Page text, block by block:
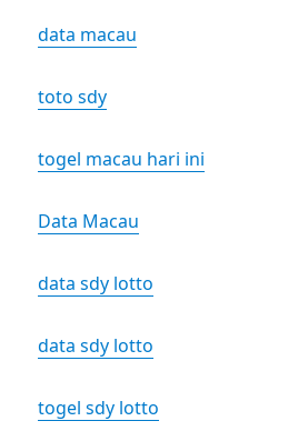
data macau
toto sdy
togel macau hari ini
Data Macau
data sdy lotto
data sdy lotto
togel sdy lotto